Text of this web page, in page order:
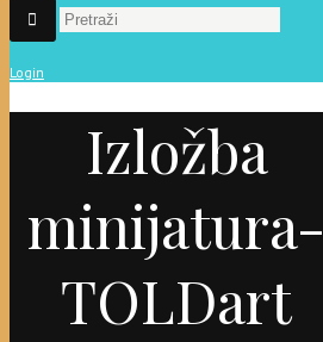
Login
Izložba
minijatura-
TOLDart